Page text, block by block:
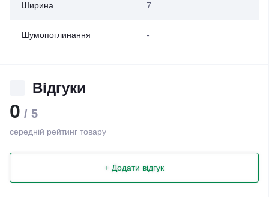
Ширина 7
Шумопоглинання -
Відгуки
0 / 5
середній рейтинг товару
+ Додати відгук